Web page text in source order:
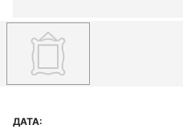
ДАТА: